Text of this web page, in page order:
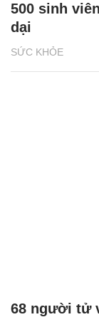
SỨC KHỎE
500 sinh
dại
68 người tử